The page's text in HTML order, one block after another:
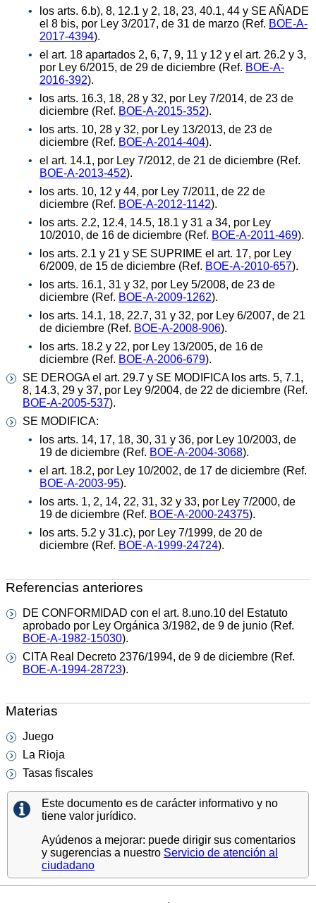
los arts. 6.b), 8, 12.1 y 2, 18, 23, 40.1, 44 y SE AÑADE
el 8 bis, por Ley 3/2017, de 31 de marzo (Ref. BOE-A-
2017-4394).
el art. 18 apartados 2, 6, 7, 9, 11 y 12 y el art. 26.2 y 3,
por Ley 6/2015, de 29 de diciembre (Ref. BOE-A-
2016-392).
los arts. 16.3, 18, 28 y 32, por Ley 7/2014, de 23 de
diciembre (Ref. BOE-A-2015-352).
los arts. 10, 28 y 32, por Ley 13/2013, de 23 de
diciembre (Ref. BOE-A-2014-404).
el art. 14.1, por Ley 7/2012, de 21 de diciembre (Ref.
BOE-A-2013-452).
los arts. 10, 12 y 44, por Ley 7/2011, de 22 de
diciembre (Ref. BOE-A-2012-1142).
los arts. 2.2, 12.4, 14.5, 18.1 y 31 a 34, por Ley
10/2010, de 16 de diciembre (Ref. BOE-A-2011-469).
los arts. 2.1 y 21 y SE SUPRIME el art. 17, por Ley
6/2009, de 15 de diciembre (Ref. BOE-A-2010-657).
los arts. 16.1, 31 y 32, por Ley 5/2008, de 23 de
diciembre (Ref. BOE-A-2009-1262).
los arts. 14.1, 18, 22.7, 31 y 32, por Ley 6/2007, de 21
de diciembre (Ref. BOE-A-2008-906).
los arts. 18.2 y 22, por Ley 13/2005, de 16 de
diciembre (Ref. BOE-A-2006-679).
SE DEROGA el art. 29.7 y SE MODIFICA los arts. 5, 7.1,
8, 14.3, 29 y 37, por Ley 9/2004, de 22 de diciembre (Ref.
BOE-A-2005-537).
SE MODIFICA:
los arts. 14, 17, 18, 30, 31 y 36, por Ley 10/2003, de
19 de diciembre (Ref. BOE-A-2004-3068).
el art. 18.2, por Ley 10/2002, de 17 de diciembre (Ref.
BOE-A-2003-95).
los arts. 1, 2, 14, 22, 31, 32 y 33, por Ley 7/2000, de
19 de diciembre (Ref. BOE-A-2000-24375).
los arts. 5.2 y 31.c), por Ley 7/1999, de 20 de
diciembre (Ref. BOE-A-1999-24724).
Referencias anteriores
DE CONFORMIDAD con el art. 8.uno.10 del Estatuto
aprobado por Ley Orgánica 3/1982, de 9 de junio (Ref.
BOE-A-1982-15030).
CITA Real Decreto 2376/1994, de 9 de diciembre (Ref.
BOE-A-1994-28723).
Materias
Juego
La Rioja
Tasas fiscales
Este documento es de carácter informativo y no
tiene valor jurídico.
Ayúdenos a mejorar: puede dirigir sus comentarios
y sugerencias a nuestro Servicio de atención al
ciudadano